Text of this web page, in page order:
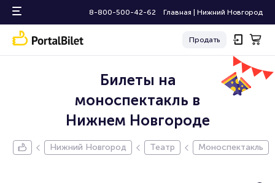
8-800-500-42-62 Главная Нижний Новгород
Продать
Билеты на
моноспектакль в
Нижнем Новгороде
Нижний Новгород Театр Моноспектакль